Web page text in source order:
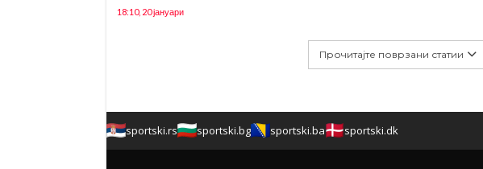
18:10, 20 јануари
Прочитајте поврзани статии
sportski.rs sportski.bg sportski.ba sportski.dk